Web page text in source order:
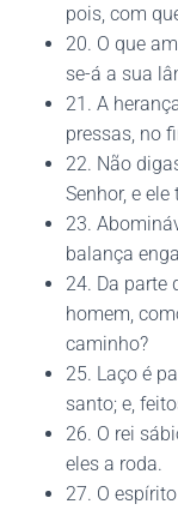
pois, com
20. O que
se-á a sua
21. A
pressas, no
22. Não
Senhor, e ele
23.
balança
24. Da parte
homem,
caminho?
25. Laço é
santo; e,
26. O rei
eles a roda.
27. O